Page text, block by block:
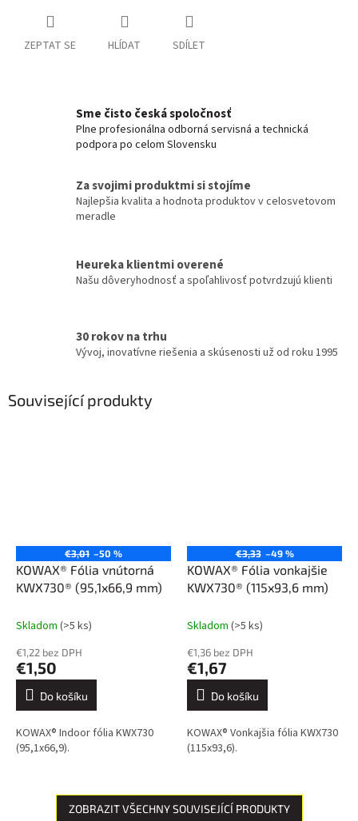
ZEPTAT SE HLÍDAT SDÍLET
Sme čisto česká spoločnosť
Plne profesionálna odborná servisná a technická
podpora po celom Slovensku
Za svojimi produktmi si stojíme
Najlepšia kvalita a hodnota produktov v celosvetovom
meradle
Heureka klientmi overené
Našu dôveryhodnosť a spoľahlivosť potvrdzujú klienti
30 rokov na trhu
Vývoj, inovatívne riešenia a skúsenosti už od roku 1995
Související produkty
€3,01 –50 %
KOWAX® Fólia vnútorná
KWX730® (95,1x66,9 mm)
Skladom (>5 ks)
€1,22 bez DPH
€1,50
Do košíku
KOWAX® Indoor fólia KWX730
(95,1x66,9).
€3,33 –49 %
KOWAX® Fólia vonkajšie
KWX730® (115x93,6 mm)
Skladom (>5 ks)
€1,36 bez DPH
€1,67
Do košíku
KOWAX® Vonkajšia fólia KWX730
(115x93,6).
ZOBRAZIT VŠECHNY SOUVISEJÍCÍ PRODUKTY